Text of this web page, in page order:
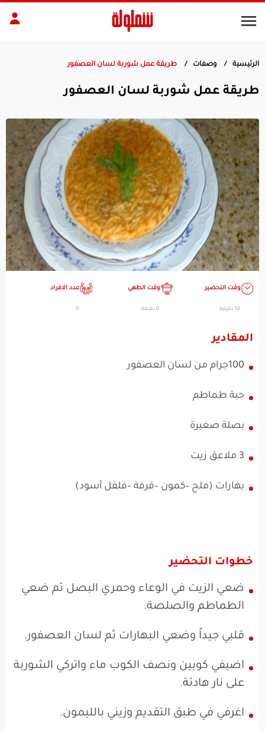
الرئيسية وصفات طريقة عمل شوربة لسان العصفور
طريقة عمل شوربة لسان العصفور
وقت التحضير
10 دقيقة
وقت الطهي
0 دقيقة
عدد الافراد
0
المقادير
100جرام من لسان العصفور
حبة طماطم
بصلة صغيرة
3 ملاعق زيت
بهارات (ملح –كمون –قرفة –فلفل أسود)
خطوات التحضير
ضعي الزيت في الوعاء وحمري البصل ثم ضعي
الطماطم والصلصة.
قلبي جيداً وضعي البهارات ثم لسان العصفور.
اضيفي كوبين ونصف الكوب ماء واتركي الشوربة
على نار هادئة.
اغرفي في طبق التقديم وزيني بالليمون.
الجسم
ديكور